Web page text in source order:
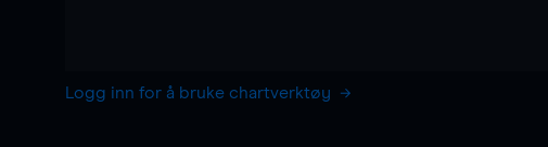
Logg inn for å bruke chartverktøy